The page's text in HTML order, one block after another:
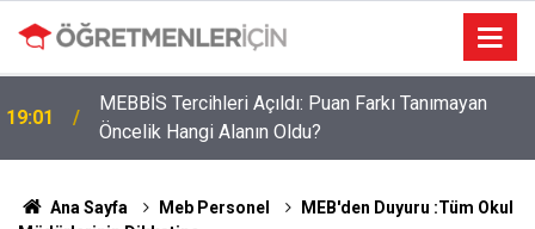
MEBBİS Tercihleri Açıldı: Puan Farkı Tanımayan
Öncelik Hangi Alanın Oldu?
09:03
Öğretmenlere Müjdeli Haber: Bu 12 İlde Norm
Kadro Tıkanıklığı Yaşanmayacak
Ana Sayfa Meb Personel
MEB'den Duyuru :Tüm Okul